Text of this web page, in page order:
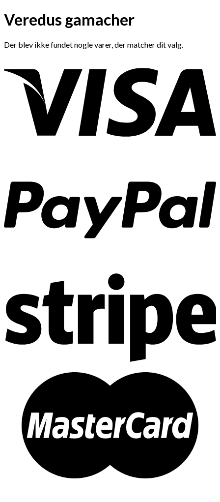
Veredus gamacher
Der blev ikke fundet nogle varer, der matcher dit valg.